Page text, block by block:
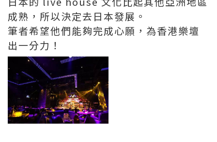
成熟，所以決定去日本發展。
筆者希望他們能夠完成心願，為香港樂壇
出一分力！